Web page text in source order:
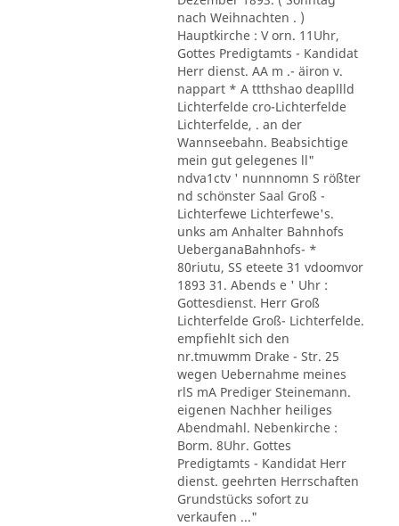
nach Weihnachten . )
Hauptkirche : V orn. 11Uhr,
Gottes Predigtamts - Kandidat
Herr dienst. AA m .- äiron v.
nappart * A ttthshao deapllld
Lichterfelde cro-Lichterfelde
Lichterfelde, . an der
Wannseebahn. Beabsichtige
mein gut gelegenes ll"
ndva1ctv ' nunnnomn S rößter
nd schönster Saal Groß -
Lichterfewe Lichterfewe's.
unks am Anhalter Bahnhofs
UeberganaBahnhofs- *
80riutu, SS eteete 31 vdoomvor
1893 31. Abends e ' Uhr :
Gottesdienst. Herr Groß
Lichterfelde Groß- Lichterfelde.
empfiehlt sich den
nr.tmuwmm Drake - Str. 25
wegen Uebernahme meines
rlS mA Prediger Steinemann.
eigenen Nachher heiliges
Abendmahl. Nebenkirche :
Borm. 8Uhr. Gottes
Predigtamts - Kandidat Herr
dienst. geehrten Herrschaften
Grundstücks sofort zu
verkaufen ..."